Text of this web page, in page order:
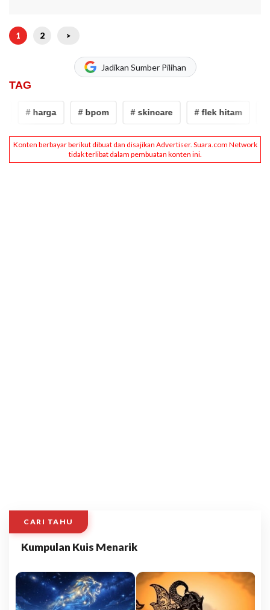
1 2 >
Jadikan Sumber Pilihan
TAG
# harga # bpom # skincare # flek hitam
CARI TAHU
Kumpulan Kuis Menarik